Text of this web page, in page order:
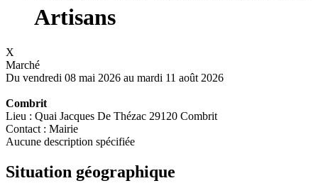
Artisans
X
Marché
Du vendredi 08 mai 2026 au mardi 11 août 2026
Combrit
Lieu : Quai Jacques De Thézac 29120 Combrit
Contact : Mairie
Aucune description spécifiée
Situation géographique